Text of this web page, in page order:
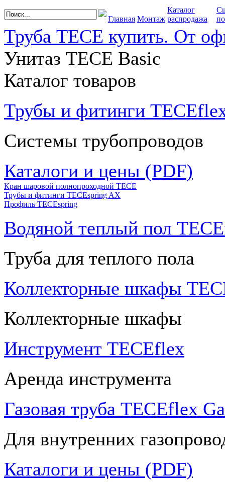
Главная Монтаж
Каталог
распродажа
Труба TECE купить. От
Унитаз TECE Basic
Каталог товаров
Трубы и фитинги
Системы трубопроводов
Каталоги и цены (PDF)
Кран шаровой полнопроходной ТЕСЕ
Трубы и фитинги TECEspring AX
Профиль TECEspring
Водяной теплый пол
Труба для теплого пола
Коллекторные шкафы
Коллекторные шкафы
Инструмент TECEflex
Аренда инструмента
Газовая труба TECEflex
Для внутренних
Каталоги и цены (PDF)